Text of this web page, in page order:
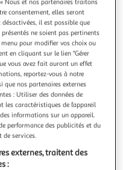
suivante
198 x 40 x 180
l'aménagement intérieur
consentement, elles seront
il est possible que
ne soient pas pertinents
pour modifier vos choix ou
en cliquant sur le lien "Gérer
vous avez fait auront un effet
reportez-vous à notre
nos partenaires externes
: Utiliser des données de
caractéristiques de l’appareil
informations sur un appareil.
performance des publicités et du
de services.
externes, traitent des
: